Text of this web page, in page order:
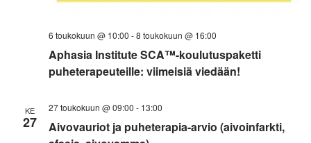
Aphasia Institute SCA™-koulutuspaketti
puheterapeuteille: viimeisiä viedään!
6 toukokuun @ 10:00 -8 toukokuun @ 16:00
KE
27
Aivovauriot ja puheterapia-arvio (aivoinfarkti,
27 toukokuun @ 09:00 - 13:00